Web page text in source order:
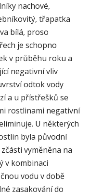
nachové,
třapatka
bílá, proso
je schopno
v průběhu roku a
negativní vliv
odtok vody
a u přístřešků se
rostlinami negativní
U některých
byla původní
vyměněna na
v kombinaci
vodu v době
zasakování do